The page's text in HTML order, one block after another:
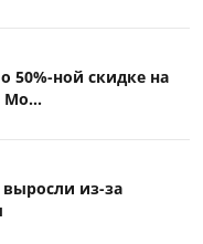
50%-ной скидке на
Мо...
из-за